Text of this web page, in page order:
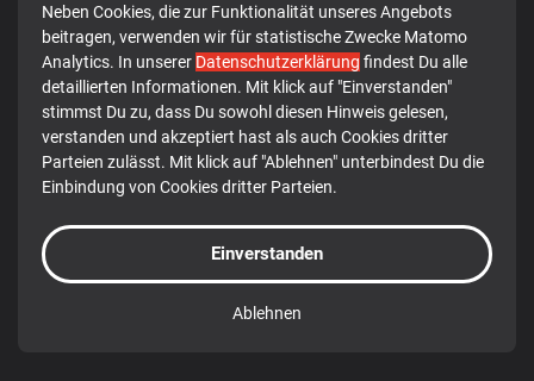
Neben Cookies, die zur Funktionalität unseres Angebots
beitragen, verwenden wir für statistische Zwecke Matomo
Analytics. In unserer Datenschutzerklärung findest Du alle
detaillierten Informationen. Mit klick auf "Einverstanden"
stimmst Du zu, dass Du sowohl diesen Hinweis gelesen,
verstanden und akzeptiert hast als auch Cookies dritter
Parteien zulässt. Mit klick auf "Ablehnen" unterbindest Du die
Einbindung von Cookies dritter Parteien.
Einverstanden
Ablehnen
männliche Jugend D
männliche Jugend E
weibliche Jugend E
gemischte Jugend F
Minis
© 2026 TG 1849 Rotenburg a.d. Fulda e.V.
Datenschutz Impressum